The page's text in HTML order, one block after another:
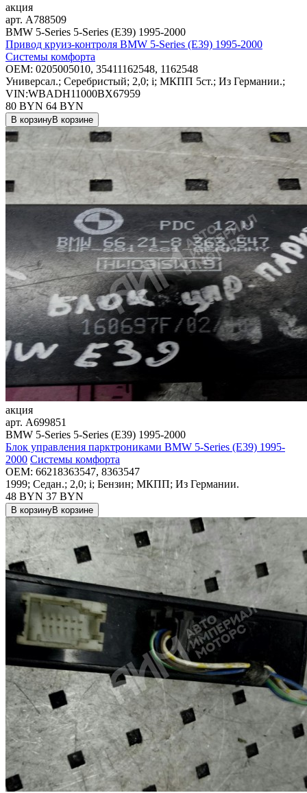
акция
арт. A788509
BMW 5-Series 5-Series (E39) 1995-2000
Привод круиз-контроля BMW 5-Series (E39) 1995-2000
Системы комфорта
OEM: 0205005010, 35411162548, 1162548
Универсал.; Серебристый; 2,0; i; МКПП 5ст.; Из Германии.;
VIN:WBADH11000BX67959
80 BYN 64 BYN
В корзинуВ корзине
акция
арт. A699851
BMW 5-Series 5-Series (E39) 1995-2000
Блок управления парктрониками BMW 5-Series (E39) 1995-
2000 Системы комфорта
OEM: 66218363547, 8363547
1999; Седан.; 2,0; i; Бензин; МКПП; Из Германии.
48 BYN 37 BYN
В корзинуВ корзине